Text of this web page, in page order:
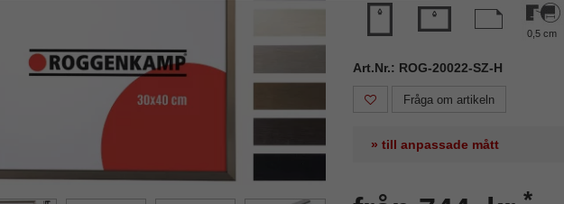
0,5 cm
Art.Nr.: ROG-20022-SZ-H
Fråga om artikeln
» till anpassade mått